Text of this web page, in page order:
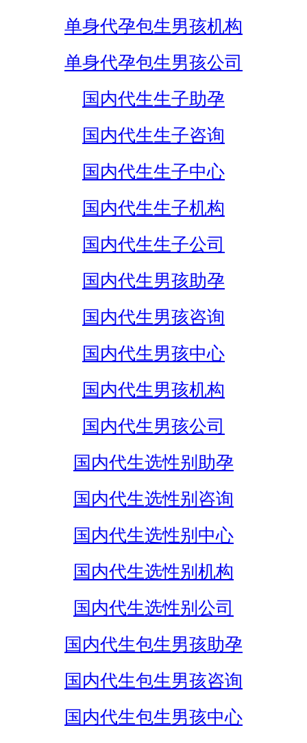
单身代孕包生男孩机构
单身代孕包生男孩公司
国内代生生子助孕
国内代生生子咨询
国内代生生子中心
国内代生生子机构
国内代生生子公司
国内代生男孩助孕
国内代生男孩咨询
国内代生男孩中心
国内代生男孩机构
国内代生男孩公司
国内代生选性别助孕
国内代生选性别咨询
国内代生选性别中心
国内代生选性别机构
国内代生选性别公司
国内代生包生男孩助孕
国内代生包生男孩咨询
国内代生包生男孩中心